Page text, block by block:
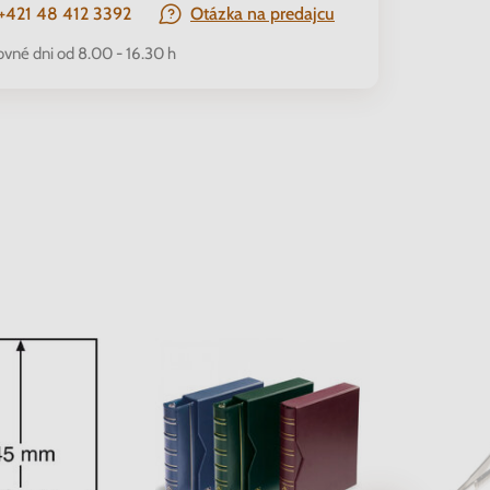
48 412 3392 Otázka na predajcu
dni od 8.00 - 16.30 h